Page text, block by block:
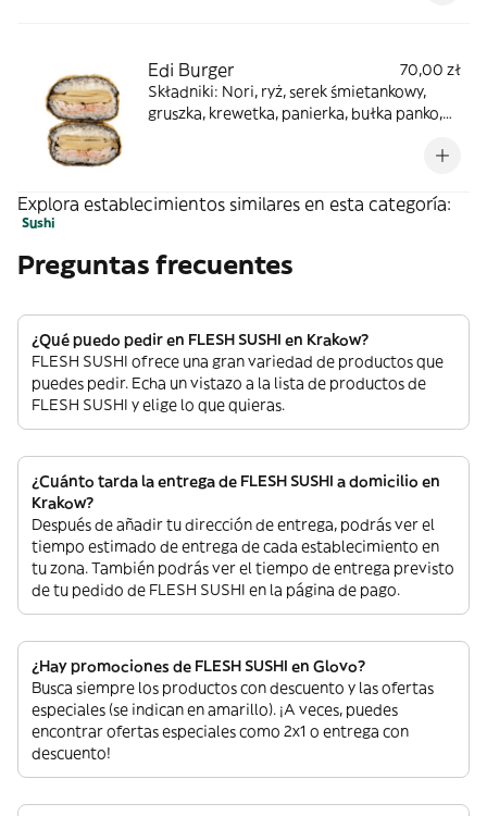
Edi Burger
70,00 zł
Składniki: Nori, ryż, serek śmietankowy,
gruszka, krewetka, panierka, bułka panko,
Explora establecimientos similares en esta categoría:
Sushi
Preguntas frecuentes
¿Qué puedo pedir en FLESH SUSHI en Krakow?
FLESH SUSHI ofrece una gran variedad de productos que
puedes pedir. Echa un vistazo a la lista de productos de
FLESH SUSHI y elige lo que quieras.
¿Cuánto tarda la entrega de FLESH SUSHI a domicilio en
Krakow?
Después de añadir tu dirección de entrega, podrás ver el
tiempo estimado de entrega de cada establecimiento en
tu zona. También podrás ver el tiempo de entrega previsto
de tu pedido de FLESH SUSHI en la página de pago.
¿Hay promociones de FLESH SUSHI en Glovo?
Busca siempre los productos con descuento y las ofertas
especiales (se indican en amarillo). ¡A veces, puedes
encontrar ofertas especiales como 2x1 o entrega con
descuento!